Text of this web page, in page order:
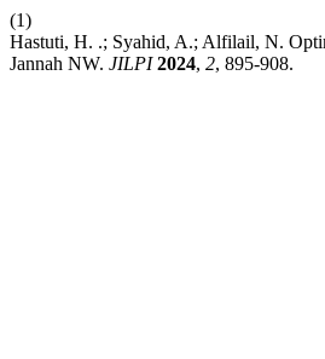
(1)
Hastuti, H. .; Syahid, A.; Alfilail, N.
Jannah NW. JILPI 2024, 2, 895-908.